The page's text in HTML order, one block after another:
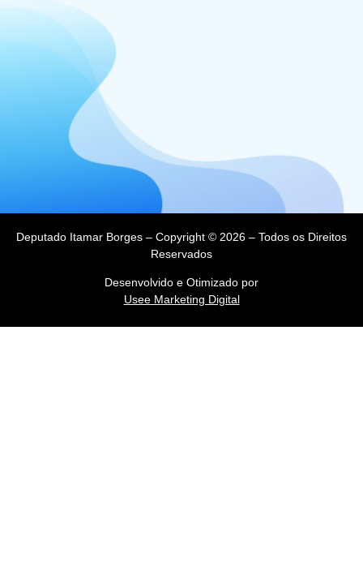
Deputado Itamar Borges – Copyright © 2026 – Todos os Direitos
Reservados
Desenvolvido e Otimizado por
Usee Marketing Digital